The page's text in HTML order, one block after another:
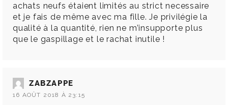
achats neufs étaient limités au strict necessaire
et je fais de même avec ma fille. Je privilégie la
qualité à la quantité, rien ne m’insupporte plus
que le gaspillage et le rachat inutile !
ZABZAPPE
16 AOÛT 2018 À 23:15